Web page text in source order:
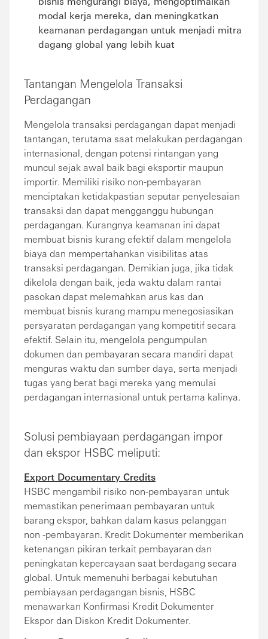
modal kerja mereka, dan meningkatkan
keamanan perdagangan untuk menjadi mitra
dagang global yang lebih kuat
Tantangan Mengelola Transaksi
Perdagangan
Mengelola transaksi perdagangan dapat menjadi
tantangan, terutama saat melakukan perdagangan
internasional, dengan potensi rintangan yang
muncul sejak awal baik bagi eksportir maupun
importir. Memiliki risiko non-pembayaran
menciptakan ketidakpastian seputar penyelesaian
transaksi dan dapat mengganggu hubungan
perdagangan. Kurangnya keamanan ini dapat
membuat bisnis kurang efektif dalam mengelola
biaya dan mempertahankan visibilitas atas
transaksi perdagangan. Demikian juga, jika tidak
dikelola dengan baik, jeda waktu dalam rantai
pasokan dapat melemahkan arus kas dan
membuat bisnis kurang mampu menegosiasikan
persyaratan perdagangan yang kompetitif secara
efektif. Selain itu, mengelola pengumpulan
dokumen dan pembayaran secara mandiri dapat
menguras waktu dan sumber daya, serta menjadi
tugas yang berat bagi mereka yang memulai
perdagangan internasional untuk pertama kalinya.
Solusi pembiayaan perdagangan impor
dan ekspor HSBC meliputi:
Export Documentary Credits
HSBC mengambil risiko non-pembayaran untuk
memastikan penerimaan pembayaran untuk
barang ekspor, bahkan dalam kasus pelanggan
non -pembayaran. Kredit Dokumenter memberikan
ketenangan pikiran terkait pembayaran dan
peningkatan kepercayaan saat berdagang secara
global. Untuk memenuhi berbagai kebutuhan
pembiayaan perdagangan bisnis, HSBC
menawarkan Konfirmasi Kredit Dokumenter
Ekspor dan Diskon Kredit Dokumenter.